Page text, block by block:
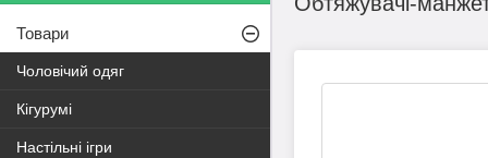
Товари
Чоловічий одяг
Кігурумі
Настільні ігри